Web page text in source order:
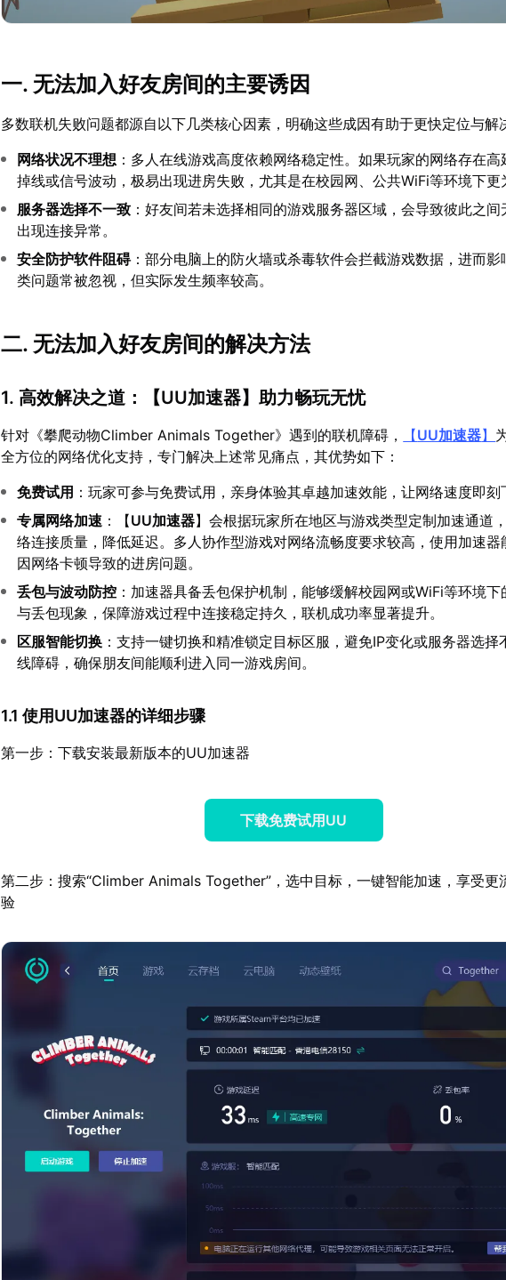
一. 无法加入好友房间的主要诱因
多数联机失败问题都源自以下几类核心因素，明确这些成因有助于更快定位与解
网络状况不理想 ：多人在线游戏高度依赖网络稳定性。如果玩家的网络存在高
掉线或信号波动，极易出现进房失败，尤其是在校园网、公共WiFi等环境下更
服务器选择不一致 ：好友间若未选择相同的游戏服务器区域，会导致彼此之间
出现连接异常。
安全防护软件阻碍：部分电脑上的防火墙或杀毒软件会拦截游戏数据，进而影
类问题常被忽视，但实际发生频率较高。
二. 无法加入好友房间的解决方法
1. 高效解决之道：【UU加速器】助力畅玩无忧
针对《攀爬动物Climber Animals Together》遇到的联机障碍， 【UU加速器】
全方位的网络优化支持，专门解决上述常见痛点，其优势如下：
免费试用 ：玩家可参与免费试用，亲身体验其卓越加速效能，让网络速度即刻
专属网络加速 ：【UU加速器】会根据玩家所在地区与游戏类型定制加速通道
络连接质量，降低延迟。多人协作型游戏对网络流畅度要求较高，使用加速器
因网络卡顿导致的进房问题。
丢包与波动防控 ：加速器具备丢包保护机制，能够缓解校园网或WiFi等环境下
与丢包现象，保障游戏过程中连接稳定持久，联机成功率显著提升。
区服智能切换 ：支持一键切换和精准锁定目标区服，避免IP变化或服务器选择
线障碍，确保朋友间能顺利进入同一游戏房间。
1.1 使用UU加速器的详细步骤
第一步：下载安装最新版本的UU加速器
下载免费试用UU
第二步：搜索“Climber Animals Together”，选中目标，一键智能加速，享受更
验